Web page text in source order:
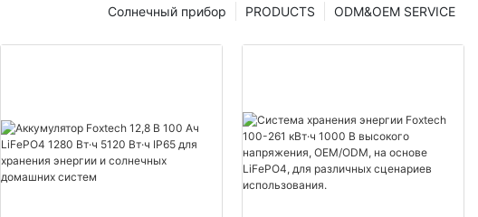
ODM&OEM SERVICE
PRODUCTS
Солнечный прибор